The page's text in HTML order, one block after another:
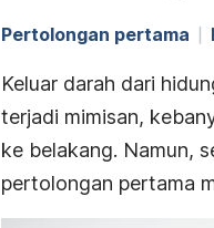
Pertolongan pertama
Keluar darah dari
terjadi mimisan,
ke belakang. Namun,
pertolongan pertama